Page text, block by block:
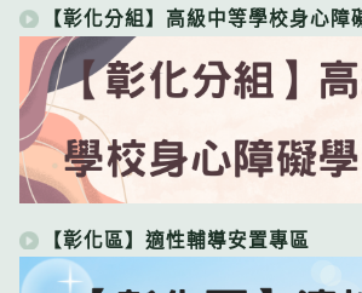
【彰化分組】高級中等學校身心障
【彰化區】適性輔導安置專區